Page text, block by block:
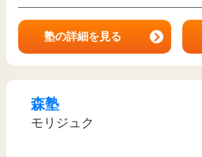
塾の詳細を見る
森塾
モリジュク